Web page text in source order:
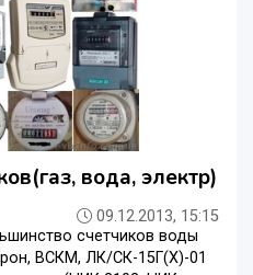
вода, электр)
09.12.2013, 15:15
счетчиков воды
ВСКМ, ЛК/СК-15Г(Х)-01